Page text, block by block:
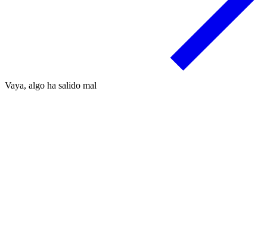
Vaya, algo ha salido mal